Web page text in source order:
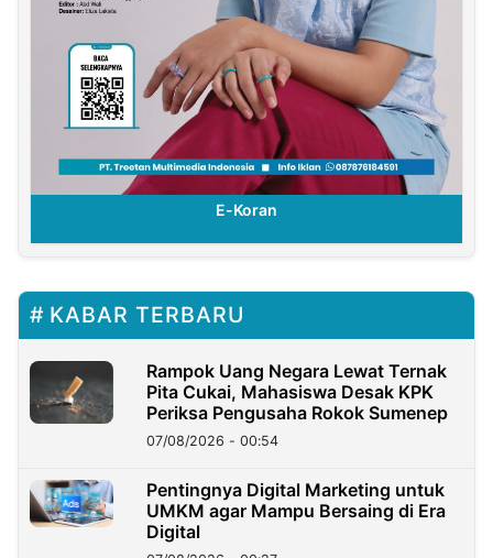
E-Koran
KABAR TERBARU
Rampok Uang Negara Lewat Ternak
Pita Cukai, Mahasiswa Desak KPK
Periksa Pengusaha Rokok Sumenep
07/08/2026 - 00:54
Pentingnya Digital Marketing untuk
UMKM agar Mampu Bersaing di Era
Digital